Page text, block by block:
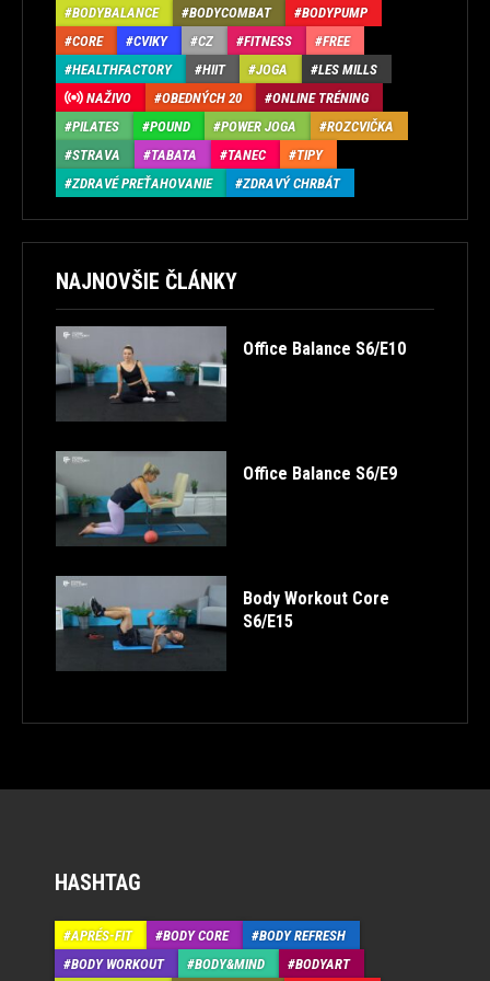
BODYBALANCE BODYCOMBAT
BODYPUMP
CORE
CVIKY CZ FITNESS
FREE
HEALTHFACTORY
HIIT JOGA
LES MILLS
NAŽIVO
OBEDNÝCH 20
ONLINE TRÉNING
PILATES
POUND POWER JOGA
ROZCVIČKA
STRAVA
TABATA TANEC
TIPY
ZDRAVÉ PREŤAHOVANIE
ZDRAVÝ CHRBÁT
NAJNOVŠIE ČLÁNKY
Office Balance S6/E10
Office Balance S6/E9
Body Workout Core
S6/E15
HASHTAG
APRÉS-FIT BODY CORE
BODY REFRESH
BODY WORKOUT
BODY&MIND BODYART